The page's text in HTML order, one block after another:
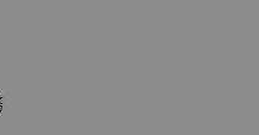
系列可動蒐藏人偶 讓